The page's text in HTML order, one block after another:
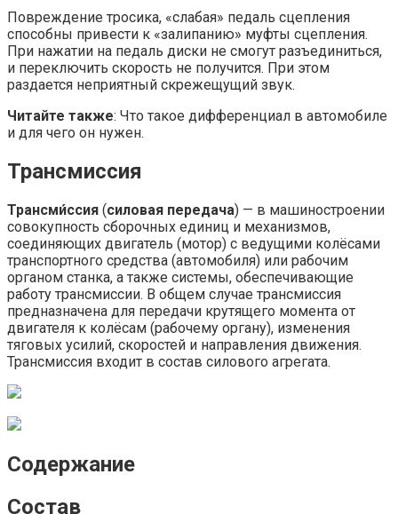
Повреждение тросика, «слабая» педаль сцепления
способны привести к «залипанию» муфты сцепления.
При нажатии на педаль диски не смогут разъединиться,
и переключить скорость не получится. При этом
раздается неприятный скрежещущий звук.
Читайте также: Что такое дифференциал в автомобиле
и для чего он нужен.
Трансмиссия
Трансми́ссия (силовая передача) — в машиностроении
совокупность сборочных единиц и механизмов,
соединяющих двигатель (мотор) с ведущими колёсами
транспортного средства (автомобиля) или рабочим
органом станка, а также системы, обеспечивающие
работу трансмиссии. В общем случае трансмиссия
предназначена для передачи крутящего момента от
двигателя к колёсам (рабочему органу), изменения
тяговых усилий, скоростей и направления движения.
Трансмиссия входит в состав силового агрегата.
Содержание
Состав